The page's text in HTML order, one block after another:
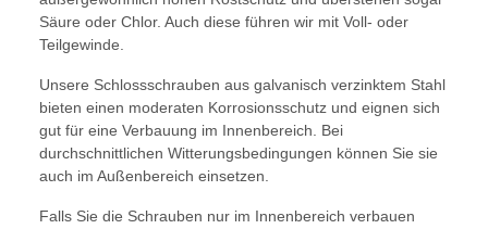
Säure oder Chlor. Auch diese führen wir mit Voll- oder
Teilgewinde.
Unsere Schlossschrauben aus galvanisch verzinktem Stahl
bieten einen moderaten Korrosionsschutz und eignen sich
gut für eine Verbauung im Innenbereich. Bei
durchschnittlichen Witterungsbedingungen können Sie sie
auch im Außenbereich einsetzen.
Falls Sie die Schrauben nur im Innenbereich verbauen